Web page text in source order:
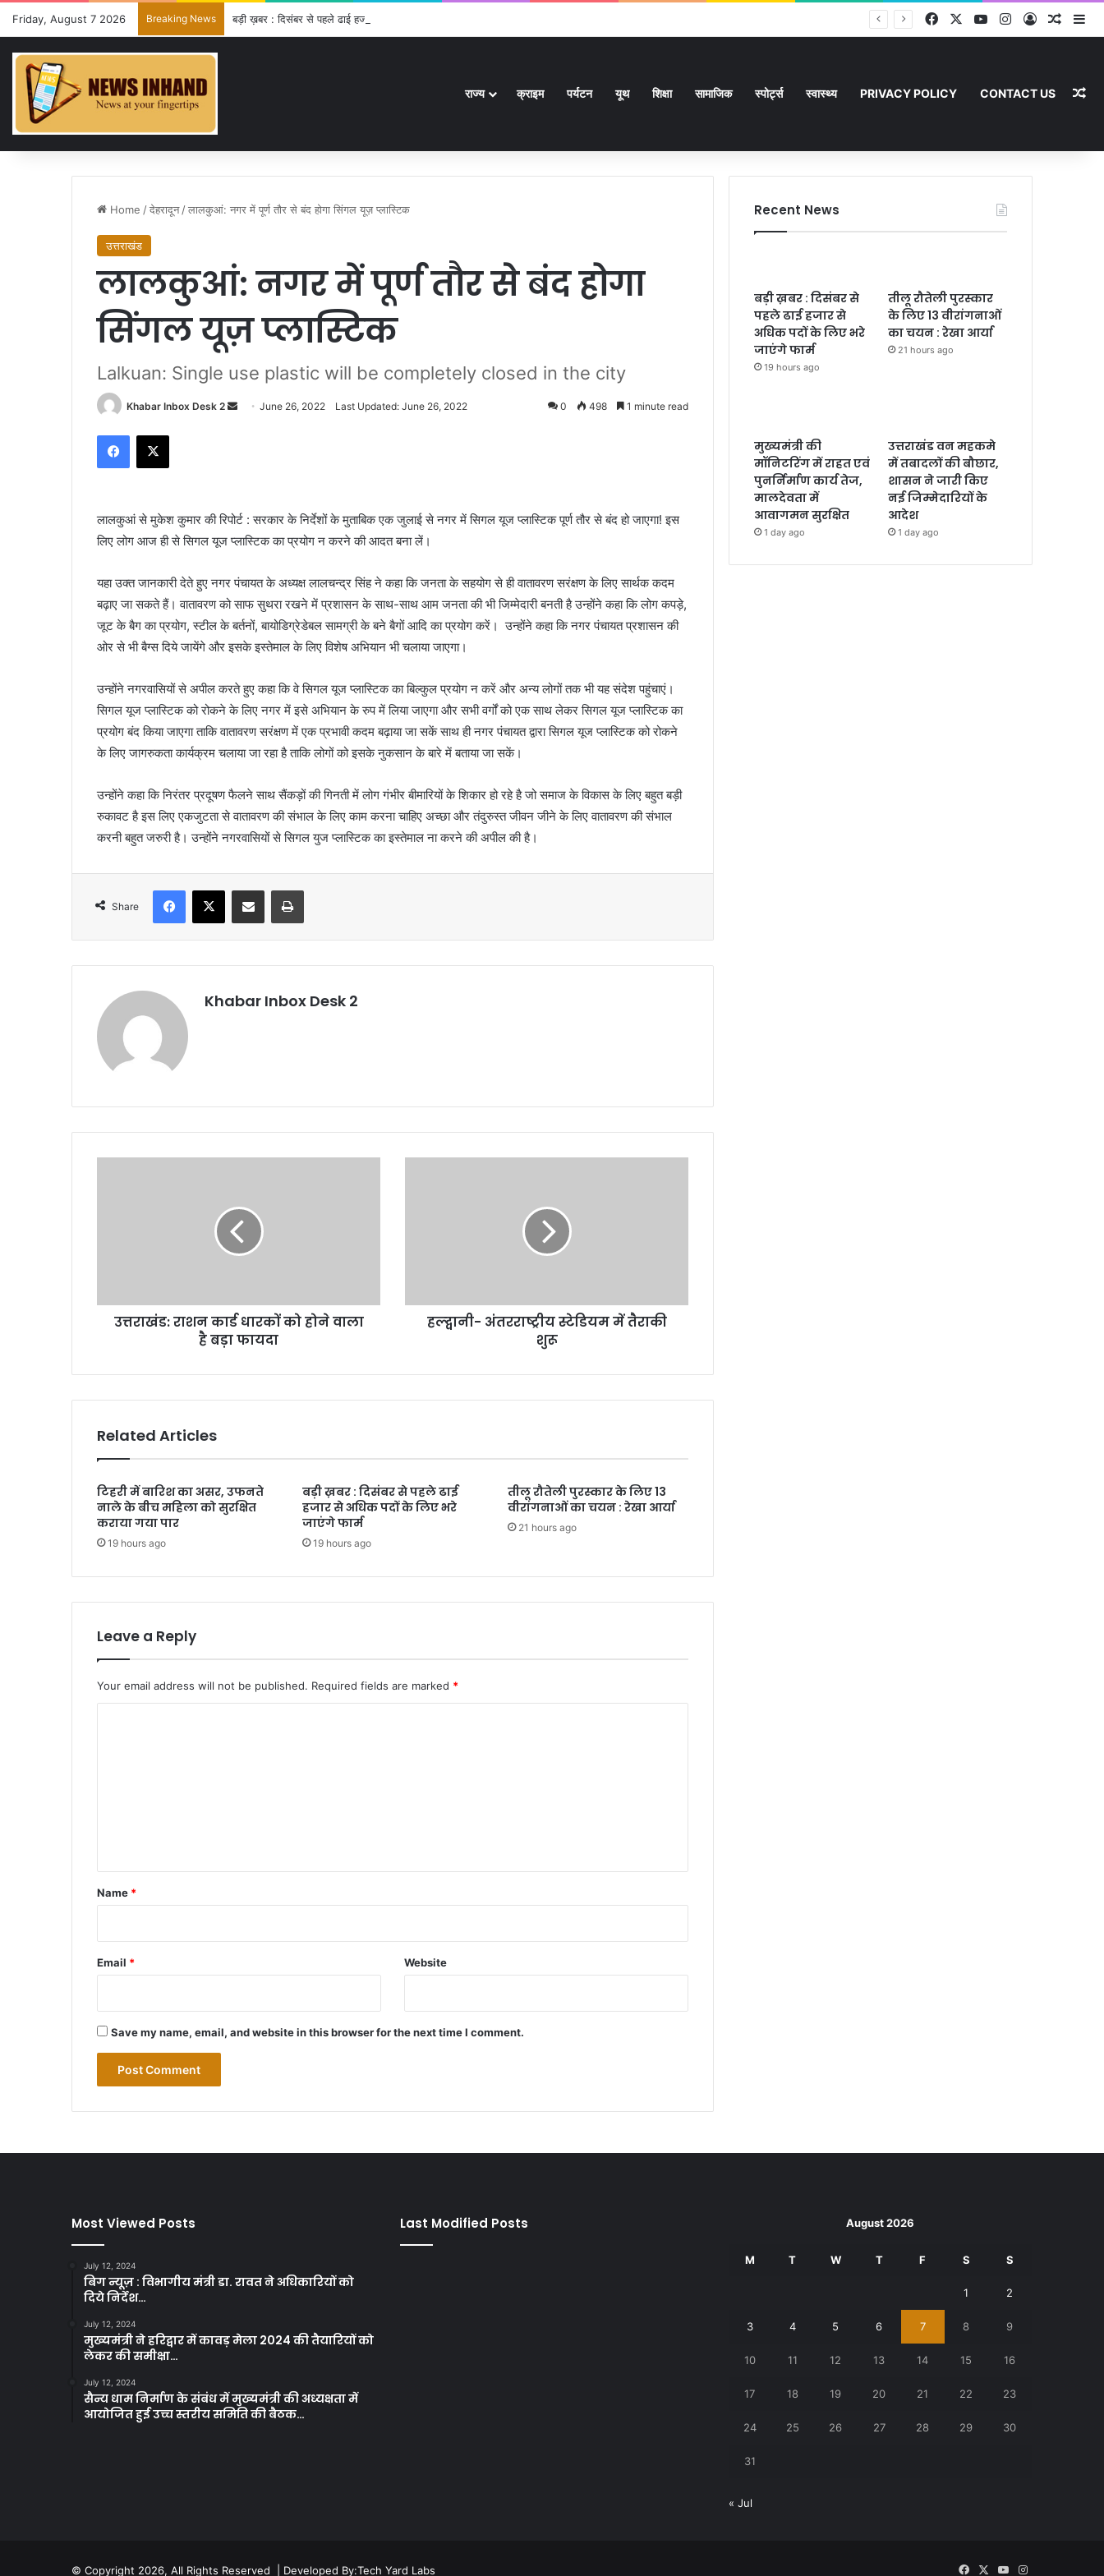
Friday, August 7 2026 Breaking News बड़ी ख़बर : दिसंबर से पहले ढाई हजार से अधिक पदों के लिए भरे जाएंगे फार्म FacebookYouTubeInstagram
Log In
राज्य क्राइम पर्यटन यूथ शिक्षा सामाजिक स्पोर्ट्स स्वास्थ्य PRIVACY POLICY CONTACT US
Home /देहरादून /लालकुआं: नगर में पूर्ण तौर से बंद होगा सिंगल यूज़ प्लास्टिक
उत्तराखंड
लालकुआं: नगर में पूर्ण तौर से बंद होगा
सिंगल यूज़ प्लास्टिक
Lalkuan: Single use plastic will be completely closed in the city
Khabar Inbox Desk 2
SendJune 26, 2022 Last Updated: June 26, 2022 0 498 1 minute read
Facebook
X
लालकुआं से मुकेश कुमार की रिपोर्ट : सरकार के निर्देशों के मुताबिक एक जुलाई से नगर में सिगल यूज प्लास्टिक पूर्ण तौर से बंद हो जाएगा! इस
लिए लोग आज ही से सिगल यूज प्लास्टिक का प्रयोग न करने की आदत बना लें।
यहा उक्त जानकारी देते हुए नगर पंचायत के अध्यक्ष लालचन्द्र सिंह ने कहा कि जनता के सहयोग से ही वातावरण सरंक्षण के लिए सार्थक कदम
बढ़ाए जा सकते हैं। वातावरण को साफ सुथरा रखने में प्रशासन के साथ-साथ आम जनता की भी जिम्मेदारी बनती है उन्होंने कहा कि लोग कपड़े,
जूट के बैग का प्रयोग, स्टील के बर्तनों, बायोडिग्रेडेबल सामग्री के बने बैगों आदि का प्रयोग करें। उन्होंने कहा कि नगर पंचायत प्रशासन की
ओर से भी बैग्स दिये जायेंगे और इसके इस्तेमाल के लिए विशेष अभियान भी चलाया जाएगा।
उन्होंने नगरवासियों से अपील करते हुए कहा कि वे सिगल यूज प्लास्टिक का बिल्कुल प्रयोग न करें और अन्य लोगों तक भी यह संदेश पहुंचाएं।
सिगल यूज प्लास्टिक को रोकने के लिए नगर में इसे अभियान के रुप में लिया जाएगा और सभी वर्गों को एक साथ लेकर सिगल यूज प्लास्टिक का
प्रयोग बंद किया जाएगा ताकि वातावरण सरंक्षण में एक प्रभावी कदम बढ़ाया जा सकें साथ ही नगर पंचायत द्वारा सिगल यूज प्लास्टिक को रोकने
के लिए जागरुकता कार्यक्रम चलाया जा रहा है ताकि लोगों को इसके नुकसान के बारे में बताया जा सकें।
उन्होंने कहा कि निरंतर प्रदूषण फैलने साथ सैंकड़ों की गिनती में लोग गंभीर बीमारियों के शिकार हो रहे है जो समाज के विकास के लिए बहुत बड़ी
रुकावट है इस लिए एकजुटता से वातावरण की संभाल के लिए काम करना चाहिए अच्छा और तंदुरुस्त जीवन जीने के लिए वातावरण की संभाल
करनी बहुत जरुरी है। उन्होंने नगरवासियों से सिगल युज प्लास्टिक का इस्तेमाल ना करने की अपील की है।
Share
Facebook
X Share via Email Print
Khabar Inbox Desk 2
बड़ा
फायदाउत्तराखंड: राशन कार्ड धारकों को होने वाला
है बड़ा फायदा
हल्द्वानी- अंतरराष्ट्रीय स्टेडियम में तैराकी
शुरू
Related Articles
टिहरी में बारिश का असर, उफनते
नाले के बीच महिला को सुरक्षित
कराया गया पार
19 hours ago
बड़ी ख़बर : दिसंबर से पहले ढाई
हजार से अधिक पदों के लिए भरे
जाएंगे फार्म
19 hours ago
तीलू रौतेली पुरस्कार के लिए 13
वीरांगनाओं का चयन : रेखा आर्या
21 hours ago
Leave a Reply
Your email address will not be published. Required fields are marked *
*
Name *
Email * Website
Save my name, email, and website in this browser for the next time I comment.
Recent News
बड़ी ख़बर : दिसंबर से
पहले ढाई हजार से
अधिक पदों के लिए भरे
जाएंगे फार्म
19 hours ago
तीलू रौतेली पुरस्कार
के लिए 13 वीरांगनाओं
का चयन : रेखा आर्या
21 hours ago
मुख्यमंत्री की
मॉनिटरिंग में राहत एवं
पुनर्निर्माण कार्य तेज,
मालदेवता में
आवागमन सुरक्षित
1 day ago
उत्तराखंड वन महकमे
में तबादलों की बौछार,
शासन ने जारी किए
नई जिम्मेदारियों के
आदेश
1 day ago
Most Viewed Posts
July 12, 2024
बिग न्यूज़ : विभागीय मंत्री डा. रावत ने अधिकारियों को
दिये निर्देश…
July 12, 2024
मुख्यमंत्री ने हरिद्वार में कावड़ मेला 2024 की तैयारियों को
लेकर की समीक्षा…
July 12, 2024
सैन्य धाम निर्माण के संबंध में मुख्यमंत्री की अध्यक्षता में
आयोजित हुई उच्च स्तरीय समिति की बैठक…
Last Modified Posts August 2026
M T W T F S S
1 2
3 4 5 6 7 8 9
10 11 12 13 14 15 16
17 18 19 20 21 22 23
24 25 26 27 28 29 30
31
« Jul
© Copyright 2026, All Rights Reserved | Developed By:Tech Yard Labs Facebook
X YouTubeInstagram